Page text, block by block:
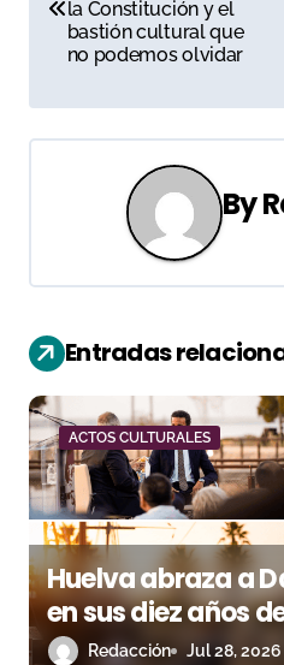
e
g
i
ó
n
d
e
e
n
t
la Constitución y el
bastión cultural que
no podemos olvidar
By
Entradas
ACTOS CULTURALES
Huelva abraza a
en sus diez años
Redacción Jul 28, 2026